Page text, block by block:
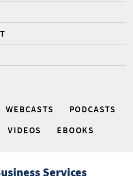
WEBCASTS
PODCASTS
VIDEOS EBOOKS
Services